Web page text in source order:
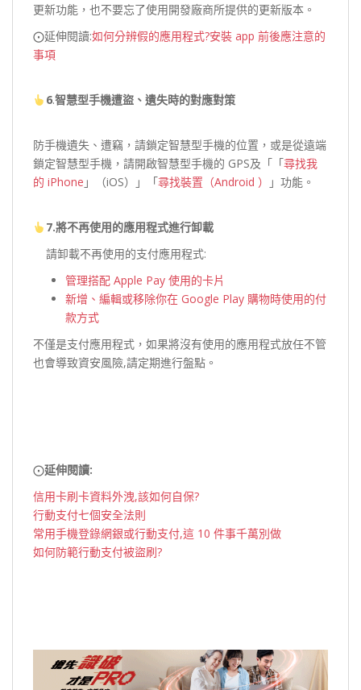
更新功能，也不要忘了使用開發廠商所提供的更新版本。
⨀延伸閱讀:如何分辨假的應用程式?安裝 app 前後應注意的
事項
6.智慧型手機遭盜、遺失時的對應對策
防手機遺失、遭竊，請鎖定智慧型手機的位置，或是從遠端
鎖定智慧型手機，請開啟智慧型手機的 GPS及「「尋找我
的 iPhone 」（iOS）」「尋找裝置（Android ） 」功能。
7.將不再使用的應用程式進行卸載
請卸載不再使用的支付應用程式:
管理搭配 Apple Pay 使用的卡片
新增、編輯或移除你在 Google Play 購物時使用的付
款方式
不僅是支付應用程式，如果將沒有使用的應用程式放任不管
也會導致資安風險,請定期進行盤點。
⨀延伸閱讀:
信用卡刷卡資料外洩,該如何自保?
行動支付七個安全法則
常用手機登錄網銀或行動支付,這 10 件事千萬別做
如何防範行動支付被盜刷?